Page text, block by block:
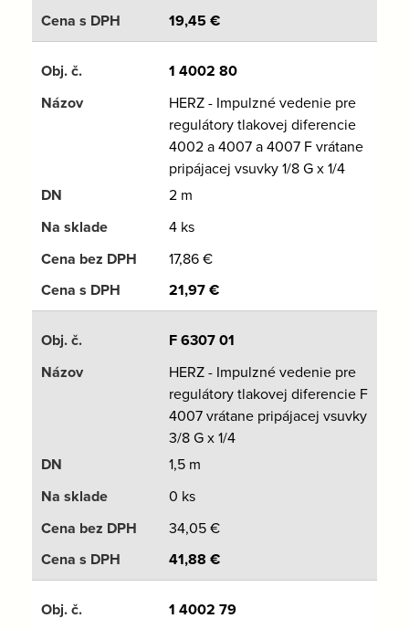
19,45€
1 4002 80
HERZ - Impulzné vedenie pre
regulátory tlakovej diferencie
4002 a 4007 a 4007 F vrátane
pripájacej vsuvky 1/8 G x 1/4
2 m
4 ks
17,86€
21,97€
F 6307 01
HERZ - Impulzné vedenie pre
regulátory tlakovej diferencie F
4007 vrátane pripájacej vsuvky
3/8 G x 1/4
1,5 m
0 ks
34,05€
41,88 €
1 4002 79